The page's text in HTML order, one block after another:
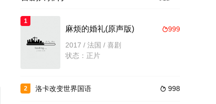
1
999
麻烦的婚礼(原声版)
2017 / 法国 / 喜剧
状态：正片
2  998
洛卡改变世界国语